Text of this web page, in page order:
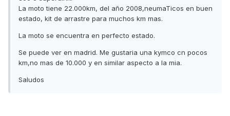
La moto tiene 22.000km, del año 2008,neumaTicos en buen
estado, kit de arrastre para muchos km mas.
La moto se encuentra en perfecto estado.
Se puede ver en madrid. Me gustaria una kymco cn pocos
km,no mas de 10.000 y en similar aspecto a la mia.
Saludos